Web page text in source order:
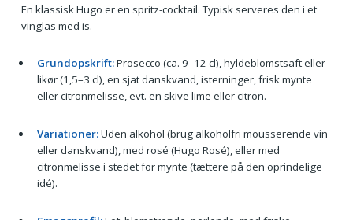
En klassisk Hugo er en spritz-cocktail. Typisk serveres den i et
vinglas med is.
Grundopskrift:Prosecco (ca. 9–12 cl), hyldeblomstsaft eller -
likør (1,5–3 cl), en sjat danskvand, isterninger, frisk mynte
eller citronmelisse, evt. en skive lime eller citron.
Variationer:Uden alkohol (brug alkoholfri mousserende vin
eller danskvand), med rosé (Hugo Rosé), eller med
citronmelisse i stedet for mynte (tættere på den oprindelige
idé).